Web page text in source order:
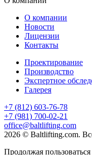
О компании
Новости
Лицензии
Контакты
Проектирование
Производство
Экспертное
Галерея
+7 (812) 603-76-78
+7 (981) 700-02-21
office@baltlifting.com
2026 © Baltlifting.com.
Продолжая